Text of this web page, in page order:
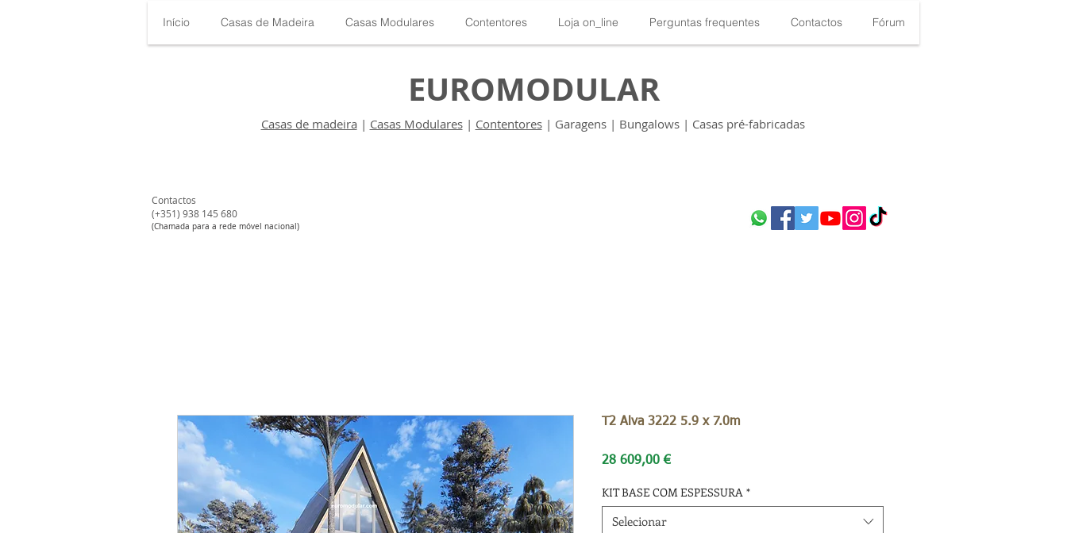
Início Casas de Madeira Casas Modulares Contentores Loja on_line Perguntas frequentes Contactos Fórum
EUROMODULAR
Casas de madeira | Casas Modulares| Contentores| Garagens | Bungalows | Casas pré-fabricadas
Contactos
(+351) 938 145 680​
(Chamada para a rede móvel nacional)
T2 Alva 3222 5.9 x 7.0m
28 609,00 €Preço
KIT BASE COM ESPESSURA *
Selecionar